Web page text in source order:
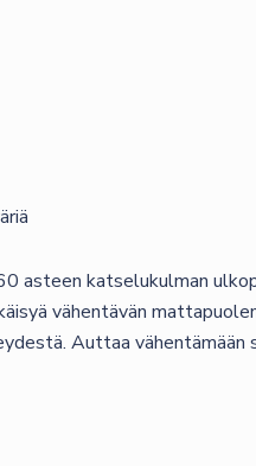
asteen katselukulman
vähentävän
Auttaa vähentämään